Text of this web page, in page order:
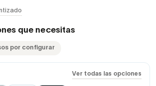
que necesitas
por configurar
Ver todas las opciones